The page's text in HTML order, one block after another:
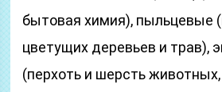
бытовая химия), пыльцевые
цветущих деревьев и трав),
(перхоть и шерсть